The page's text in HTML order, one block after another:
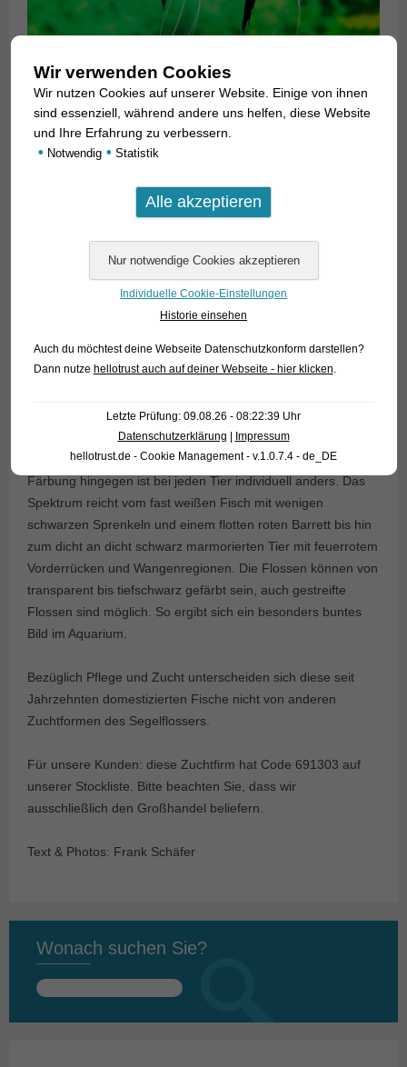
Rotkopf-Marmor-Skalar ist das anders. Zwar sollen auch hier
alle Tiere der Idealform des Skalars oder Segelflossers
entwickelte senkrechte Flossen, eine harmonische
Schwanzflosse und – das ist ganz wichtig – lang
ausgezogenen, gerade Bauchflossen werden angestrebt. Die
Färbung hingegen ist bei jeden Tier individuell anders. Das
Spektrum reicht vom fast weißen Fisch mit wenigen
schwarzen Sprenkeln und einem flotten roten Barrett bis hin
zum dicht an dicht schwarz marmorierten Tier mit feuerrotem
Vorderrücken und Wangenregionen. Die Flossen können von
transparent bis tiefschwarz gefärbt sein, auch gestreifte
Flossen sind möglich. So ergibt sich ein besonders buntes
Bild im Aquarium.
Bezüglich Pflege und Zucht unterscheiden sich diese seit
Jahrzehnten domestizierten Fische nicht von anderen
Zuchtformen des Segelflossers.
Für unsere Kunden: diese Zuchtfirm hat Code 691303 auf
unserer Stockliste. Bitte beachten Sie, dass wir
ausschließlich den Großhandel beliefern.
Text & Photos: Frank Schäfer
Wonach suchen Sie?
Suchen
Wir verwenden Cookies
Wir nutzen Cookies auf unserer Website. Einige von ihnen
sind essenziell, während andere uns helfen, diese Website
und Ihre Erfahrung zu verbessern.
• Notwendig • Statistik
Individuelle Cookie-Einstellungen
Historie einsehen
Auch du möchtest deine Webseite Datenschutzkonform darstellen?
Dann nutze hellotrust auch auf deiner Webseite - hier klicken.
Letzte Prüfung: 09.08.26 - 08:22:39 Uhr
Datenschutzerklärung
Impressum
hellotrust.de - Cookie Management - v.1.0.7.4 - de_DE